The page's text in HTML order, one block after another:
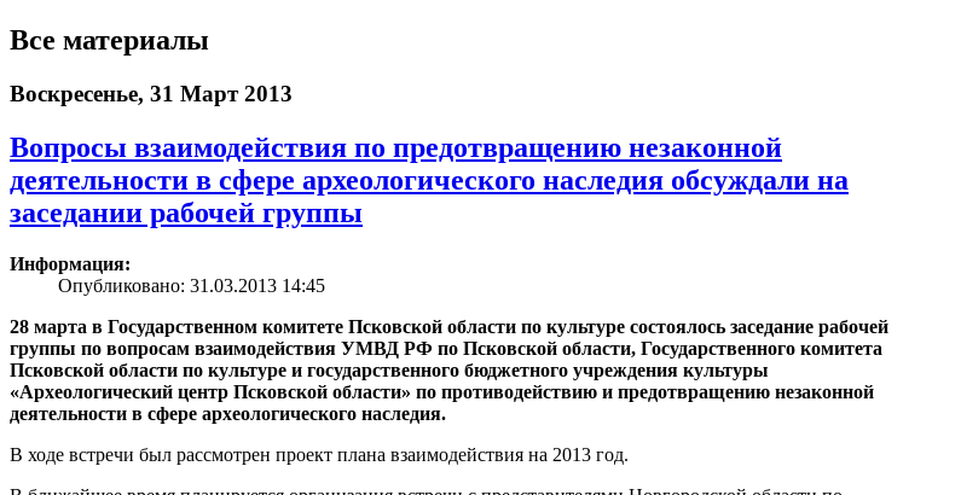
Все материалы
Воскресенье, 31 Март 2013
Вопросы взаимодействия по предотвращению незаконной
деятельности в сфере археологического наследия обсуждали на
заседании рабочей группы
Информация:
Опубликовано: 31.03.2013 14:45
28 марта в Государственном комитете Псковской области по культуре состоялось заседание рабочей
группы по вопросам взаимодействия УМВД РФ по Псковской области, Государственного комитета
Псковской области по культуре и государственного бюджетного учреждения культуры
«Археологический центр Псковской области» по противодействию и предотвращению незаконной
деятельности в сфере археологического наследия.
В ходе встречи был рассмотрен проект плана взаимодействия на 2013 год.